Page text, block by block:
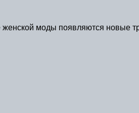
женской моды появляются новые